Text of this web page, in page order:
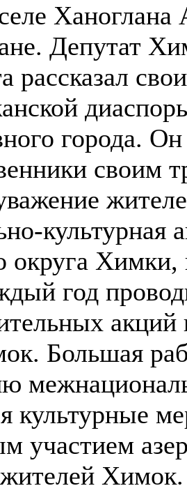
Ханоглана
Депутат
рассказал
города.
своим
культурная
округа
год
Большая
культурные
участием
Химок.